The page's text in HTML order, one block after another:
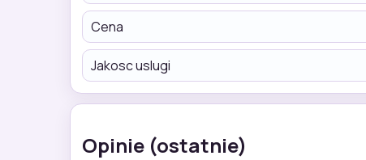
Cena
Jakosc uslugi
Opinie (ostatnie)